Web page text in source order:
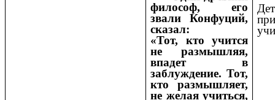
философ, его
звали Конфуций,
сказал:
«Тот, кто учится
не размышляя,
впадет в
заблуждение. Тот,
кто размышляет,
не желая учиться,